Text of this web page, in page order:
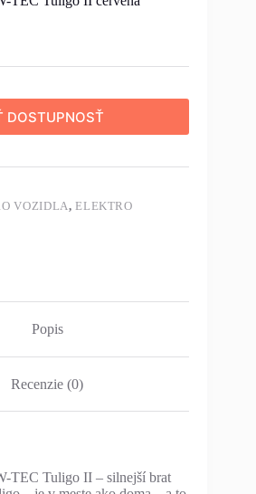
DOSTUPNOSŤ
VOZIDLA,ELEKTRO
Popis
Recenzie (0)
TEC Tuligo II – silnejší brat